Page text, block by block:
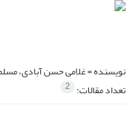
نویسنده =غلامی حسن آبادی،
تعداد مقالات: 2